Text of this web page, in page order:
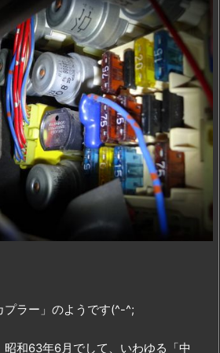
プラー」のようです(^-^;
和63年6月でして、いわゆる「中